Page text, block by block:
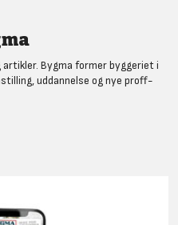
artikler. Bygma former byggeriet i
uddannelse og nye proff-